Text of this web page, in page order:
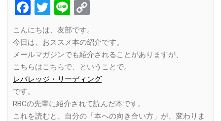
Facebook
Twitter
Line
こんにちは、友部です。
今日は、おススメ本の紹介です。
メールマガジンでも紹介されることがありますが、
こちらはこちらで、ということで。
レバレッジ・リーディング
です。
RBCの先輩に紹介されて読んだ本です。
これを読むと、自分の「本への向き合い方」が、変わりま